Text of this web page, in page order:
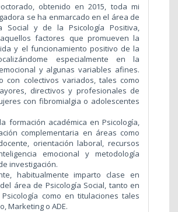
obtenido en 2015, toda mi
se ha enmarcado en el área de
Social y de la Psicología Positiva,
factores que promueven la
y el funcionamiento positivo de la
especialmente en la
y algunas variables afines.
con colectivos variados, tales como
directivos y profesionales de
con fibromialgia o adolescentes
formación académica en Psicología,
complementaria en áreas como
orientación laboral, recursos
emocional y metodología
investigación.
habitualmente imparto clase en
área de Psicología Social, tanto en
como en titulaciones tales
Marketing o ADE.